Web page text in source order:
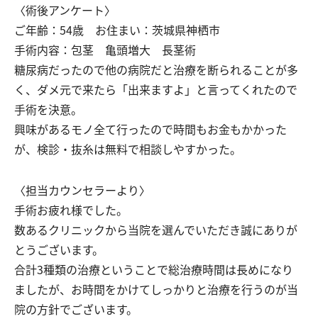
〈術後アンケート〉
ご年齢：54歳 お住まい：茨城県神栖市
手術内容：包茎 亀頭増大 長茎術
糖尿病だったので他の病院だと治療を断られることが多
く、ダメ元で来たら「出来ますよ」と言ってくれたので
手術を決意。
興味があるモノ全て行ったので時間もお金もかかった
が、検診・抜糸は無料で相談しやすかった。
〈担当カウンセラーより〉
手術お疲れ様でした。
数あるクリニックから当院を選んでいただき誠にありが
とうございます。
合計3種類の治療ということで総治療時間は長めになり
ましたが、お時間をかけてしっかりと治療を行うのが当
院の方針でございます。